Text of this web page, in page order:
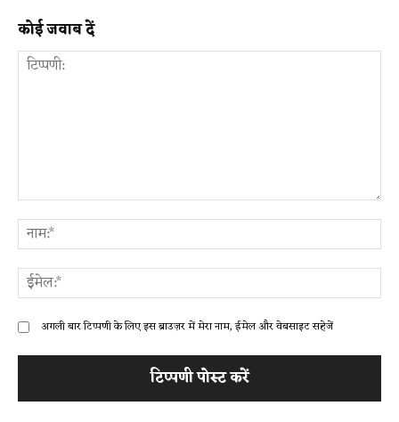
कोई जवाब दें
अगली बार टिप्पणी के लिए इस ब्राउज़र में मेरा नाम, ईमेल और वेबसाइट सहेजें